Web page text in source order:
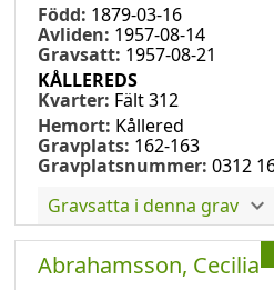
Född: 1879-03-16
Avliden: 1957-08-14
Gravsatt: 1957-08-21
KÅLLEREDS
Kvarter: Fält 312
Hemort: Kållered
Gravplats: 162-163
Gravplatsnummer: 0312
Gravsatta i denna grav
Abrahamsson, Cecilia